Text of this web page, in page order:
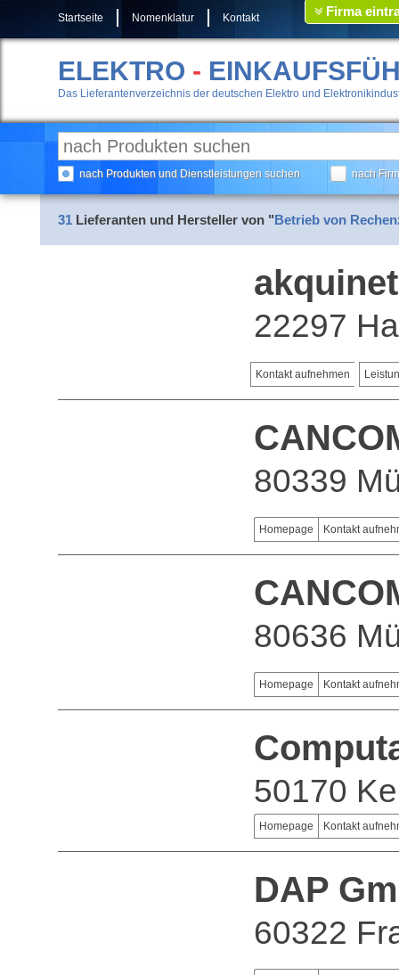
Startseite Nomenklatur Kontakt Firma
ELEKTRO -
Das Lieferantenverzeichnis der deutschen Elektro und
nach Produkten und Dienstleistungen suchen nach
31 Lieferanten und Hersteller von "Betrieb von
22297
Kontakt aufnehmen
80339
Homepage Kontakt
80636
Homepage Kontakt
50170
Homepage Kontakt
DAP
60322